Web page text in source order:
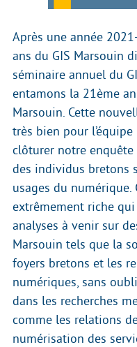
Après une année
ans du GIS Marsouin
séminaire annuel du
entamons la 21ème
Marsouin. Cette
très bien pour
clôturer notre enquête
des individus bretons
usages du numérique.
extrêmement riche
analyses à venir sur
Marsouin tels que la
foyers bretons et les
numériques, sans
dans les recherches
comme les relations
numérisation des